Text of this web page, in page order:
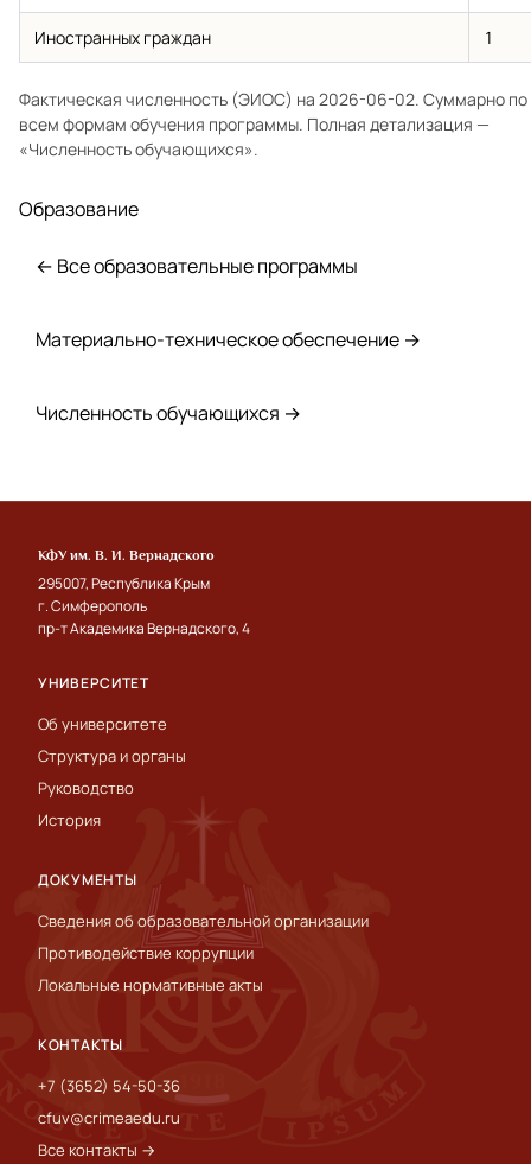
Иностранных граждан 1
Фактическая численность (ЭИОС) на 2026-06-02. Суммарно по
всем формам обучения программы. Полная детализация —
«Численность обучающихся».
Образование
← Все образовательные программы
Материально-техническое обеспечение →
Численность обучающихся →
КФУ им. В. И. Вернадского
295007, Республика Крым
г. Симферополь
пр-т Академика Вернадского, 4
УНИВЕРСИТЕТ
Об университете
Структура и органы
Руководство
История
ДОКУМЕНТЫ
Сведения об образовательной организации
Противодействие коррупции
Локальные нормативные акты
КОНТАКТЫ
+7 (3652) 54-50-36
cfuv@crimeaedu.ru
Все контакты →